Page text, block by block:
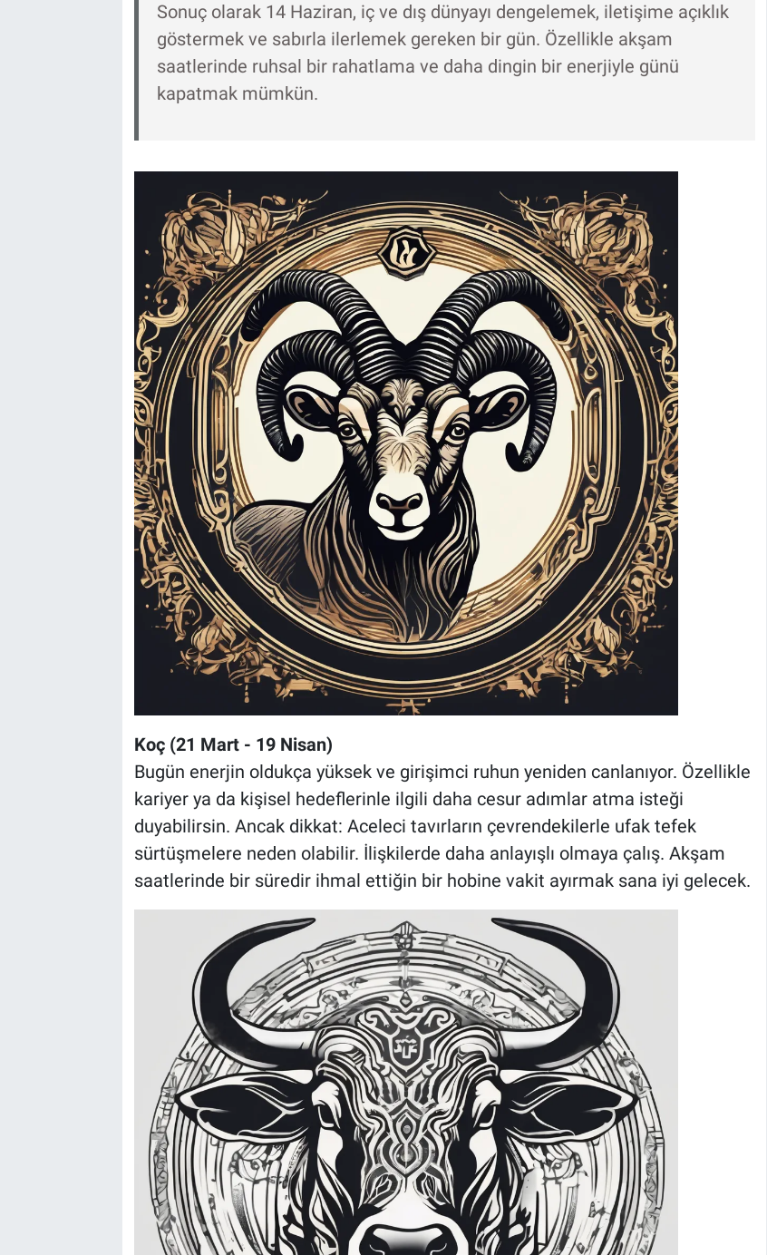
Sonuç olarak 14 Haziran, iç ve dış dünyayı dengelemek, iletişime açıklık
göstermek ve sabırla ilerlemek gereken bir gün. Özellikle akşam
saatlerinde ruhsal bir rahatlama ve daha dingin bir enerjiyle günü
kapatmak mümkün.
Koç (21 Mart - 19 Nisan)
Bugün enerjin oldukça yüksek ve girişimci ruhun yeniden canlanıyor. Özellikle
kariyer ya da kişisel hedeflerinle ilgili daha cesur adımlar atma isteği
duyabilirsin. Ancak dikkat: Aceleci tavırların çevrendekilerle ufak tefek
sürtüşmelere neden olabilir. İlişkilerde daha anlayışlı olmaya çalış. Akşam
saatlerinde bir süredir ihmal ettiğin bir hobine vakit ayırmak sana iyi gelecek.